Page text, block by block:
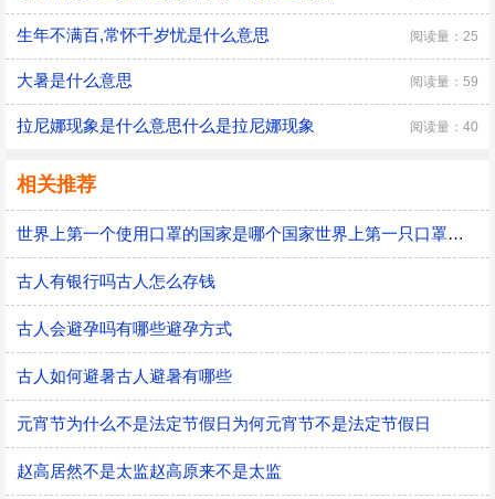
生年不满百,常怀千岁忧是什么意思 阅读量：25
大暑是什么意思 阅读量：59
拉尼娜现象是什么意思什么是拉尼娜现象 阅读量：40
相关推荐
世界上第一个使用口罩的国家是哪个国家世界上第一只口罩是谁发明的
古人有银行吗古人怎么存钱
古人会避孕吗有哪些避孕方式
古人如何避暑古人避暑有哪些
元宵节为什么不是法定节假日为何元宵节不是法定节假日
赵高居然不是太监赵高原来不是太监